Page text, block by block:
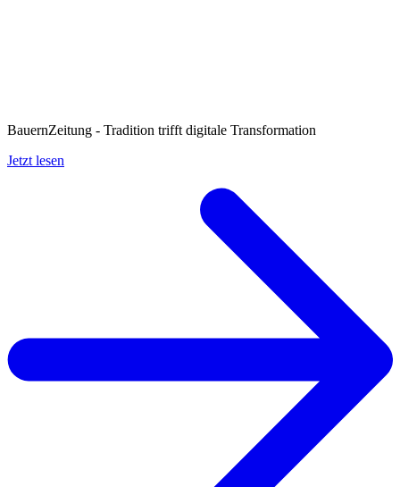
BauernZeitung - Tradition trifft digitale Transformation
Jetzt lesen